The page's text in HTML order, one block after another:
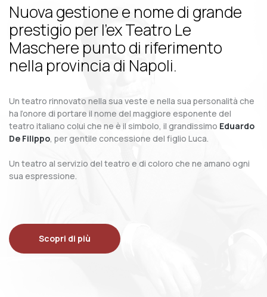
Nuova gestione e nome di grande
prestigio per l’ex Teatro Le
Maschere punto di riferimento
nella provincia di Napoli.
Un teatro rinnovato nella sua veste e nella sua personalità che
ha l’onore di portare il nome del maggiore esponente del
teatro italiano colui che ne è il simbolo, il grandissimo Eduardo
De Filippo, per gentile concessione del figlio Luca.
Un teatro al servizio del teatro e di coloro che ne amano ogni
sua espressione.
Scopri di più